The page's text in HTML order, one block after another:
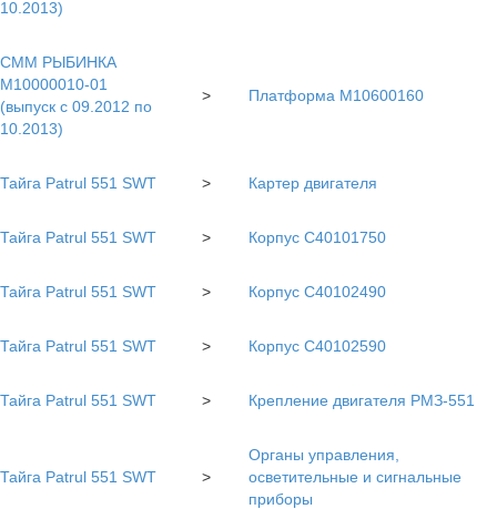
10.2013)
СММ РЫБИНКА
M10000010-01
(выпуск с 09.2012 по
10.2013)
> Платформа M10600160
Тайга Patrul 551 SWT > Картер двигателя
Тайга Patrul 551 SWT > Корпус С40101750
Тайга Patrul 551 SWT > Корпус С40102490
Тайга Patrul 551 SWT > Корпус С40102590
Тайга Patrul 551 SWT > Крепление двигателя РМЗ-551
Тайга Patrul 551 SWT >
Органы управления,
осветительные и сигнальные
приборы